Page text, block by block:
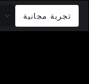
تجربة مجانية